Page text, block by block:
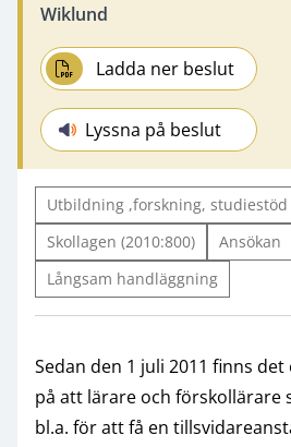
Wiklund
Ladda ner beslut
Lyssna på beslut
Utbildning ,forskning, studiestöd
Skollagen (2010:800)
Ansökan
Långsam handläggning
Sedan den 1 juli 2011 finns
på att lärare och förskollärare
bl.a. för att få en